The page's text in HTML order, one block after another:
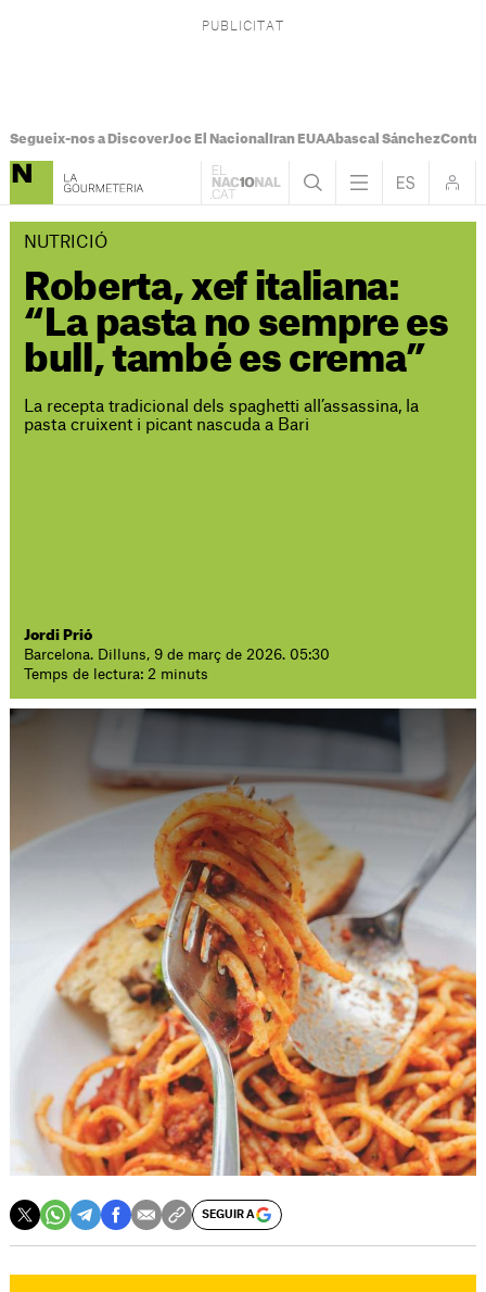
Segueix-nos a DiscoverJoc El Nacional Iran EUAAbascal Sánchez
NUTRICIÓ
Roberta, xef italiana:
“La pasta no sempre es
bull, també es crema”
La recepta tradicional dels spaghetti all’assassina, la
pasta cruixent i picant nascuda a Bari
Jordi Prió
Barcelona. Dilluns, 9 de març de 2026. 05:30
Temps de lectura: 2 minuts
SEGUIR A